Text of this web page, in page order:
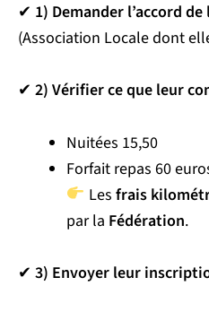
✔ 1) Demander l’accord
(Association Locale dont
✔ 2) Vérifier ce que leur
Nuitées 15,50
Forfait repas 60
Les frais
par la Fédération.
✔ 3) Envoyer leur